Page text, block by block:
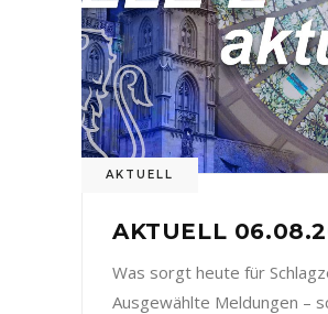
AKTUELL
AKTUELL
Was sorgt heute für
Ausgewählte Meldungen –